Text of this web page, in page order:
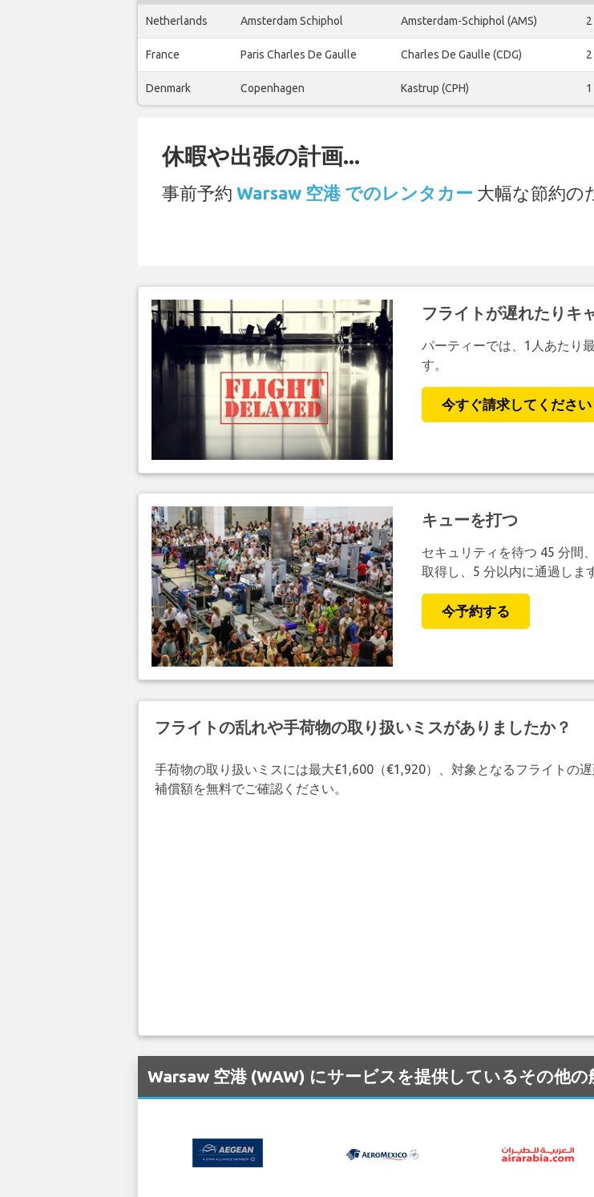
Netherlands Amsterdam Schiphol Amsterdam-Schiphol (AMS) 2
France Paris Charles De Gaulle Charles De Gaulle (CDG) 2
Denmark Copenhagen Kastrup (CPH) 1
休暇や出張の計画...
事前予約 Warsaw 空港 でのレンタカー 大幅な節約の
フライトが遅れたりキ
パーティーでは、1人あたり
す。
今すぐ請求してください
キューを打つ
セキュリティを待つ 45 分間
取得し、5 分以内に通過しま
今予約する
フライトの乱れや手荷物の取り扱いミスがありましたか？
手荷物の取り扱いミスには最大£1,600（€1,920）、対象となるフライトの
補償額を無料でご確認ください。
Warsaw 空港 (WAW) にサービスを提供しているその他の